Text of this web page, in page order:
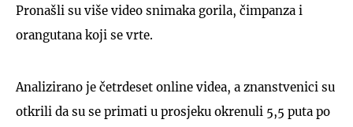
Pronašli su više video snimaka gorila, čimpanza i
orangutana koji se vrte.
Analizirano je četrdeset online videa, a znanstvenici su
otkrili da su se primati u prosjeku okrenuli 5,5 puta po